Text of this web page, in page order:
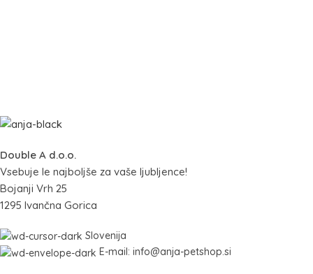
Double A d.o.o.
Vsebuje le najboljše za vaše ljubljence!
Bojanji Vrh 25
1295 Ivančna Gorica
Slovenija
E-mail: info@anja-petshop.si